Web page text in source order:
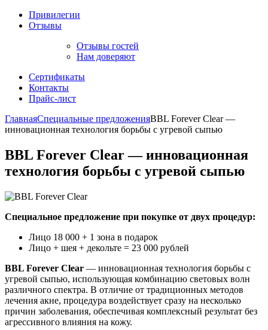
Привилегии
Отзывы
Отзывы гостей
Нам доверяют
Сертификаты
Контакты
Прайс-лист
ГлавнаяСпециальные предложенияBBL Forever Clear —
инновационная технология борьбы с угревой сыпью
BBL Forever Clear — инновационная
технология борьбы с угревой сыпью
Специальное предложение при покупке от двух процедур:
Лицо 18 000 + 1 зона в подарок
Лицо + шея + декольте = 23 000 рублей
BBL Forever Clear — инновационная технология борьбы с
угревой сыпью, использующая комбинацию световых волн
различного спектра. В отличие от традиционных методов
лечения акне, процедура воздействует сразу на несколько
причин заболевания, обеспечивая комплексный результат без
агрессивного влияния на кожу.